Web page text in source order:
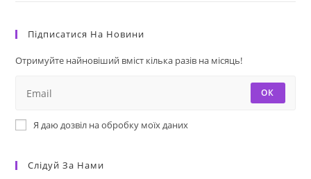
Підписатися На Новини
Отримуйте найновіший вміст кілька разів на місяць!
ОК
Я даю дозвіл на обробку моїх даних
Слідуй За Нами